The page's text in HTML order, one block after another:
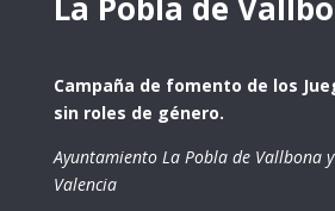
La Pobla de
Campaña de fomento de los
sin roles de género.
Ayuntamiento La Pobla de Vallbona
Valencia